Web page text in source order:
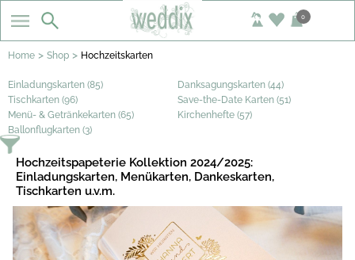
0
Home > Shop > Hochzeitskarten
Einladungskarten (85)
Danksagungskarten (44)
Tischkarten (96)
Save-the-Date Karten (51)
Menü- & Getränkekarten (65)
Kirchenhefte (57)
Ballonflugkarten (3)
Hochzeitspapeterie Kollektion 2024/2025:
Einladungskarten, Menükarten, Dankeskarten,
Tischkarten u.v.m.